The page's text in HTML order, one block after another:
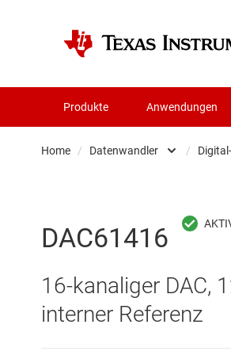
Produkte Anwendungen
Home / Datenwandler
Die- &
DLP-Produkte
/
DAC61416
16-kanaliger DAC,
interner Referenz